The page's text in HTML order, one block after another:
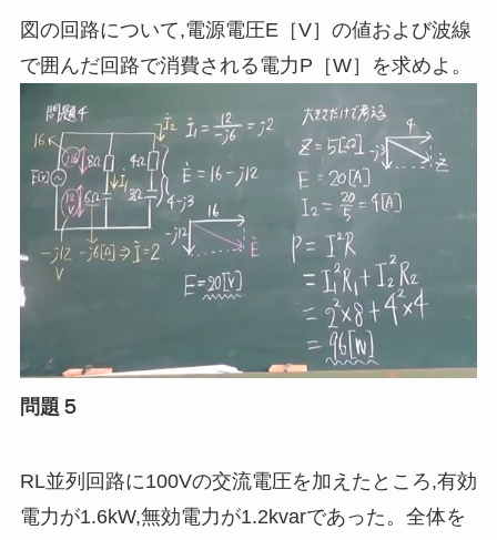
図の回路について,電源電圧E［V］の値および波線
で囲んだ回路で消費される電力P［W］を求めよ。
問題５
RL並列回路に100Vの交流電圧を加えたところ,有効
電力が1.6kW,無効電力が1.2kvarであった。全体を